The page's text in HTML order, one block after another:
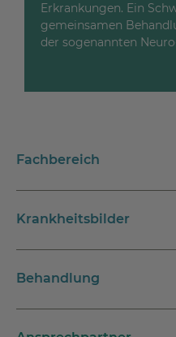
Erkrankungen. Ein
gemeinsamen
der sogenannten
Fachbereich
Krankheitsbilder
Behandlung